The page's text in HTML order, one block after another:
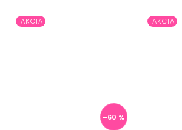
AKCIA
–60 %
AKCIA